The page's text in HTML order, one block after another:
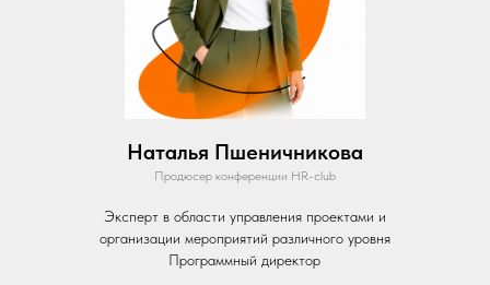
Наталья Пшеничникова
Продюсер конференции HR-club
Эксперт в области управления проектами и
организации мероприятий различного уровня
Программный директор